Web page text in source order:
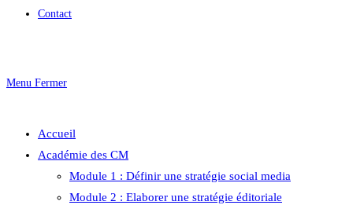
Contact
Menu Fermer
Accueil
Académie des CM
Module 1 : Définir une stratégie social media
Module 2 : Elaborer une stratégie éditoriale